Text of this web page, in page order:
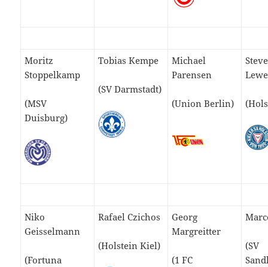
Moritz
Stoppelkamp
(MSV
Duisburg)
Tobias Kempe
(SV Darmstadt)
Michael
Parensen
(Union Berlin)
Niko
Geisselmann
(Fortuna
Rafael Czichos
(Holstein Kiel)
Georg
Margreitter
(1 FC
(SV